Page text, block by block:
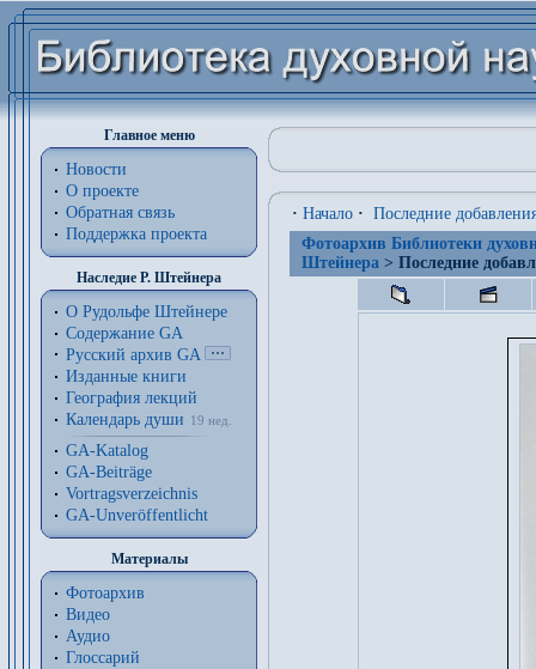
Главное меню
Новости
О проекте
Обратная связь
Поддержка проекта
Наследие Р. Штейнера
О Рудольфе Штейнере
Содержание GA
Русский архив GA
Изданные книги
География лекций
Календарь души
19 нед.
GA-Katalog
GA-Beiträge
Vortragsverzeichnis
GA-Unveröffentlicht
Материалы
Фотоархив
Видео
Аудио
Глоссарий
· Начало · Последние
Фотоархив Библиотеки
Штейнера > Последние